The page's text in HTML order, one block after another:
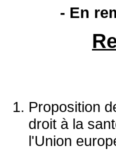
- En
Proposition
droit à la
l'Union